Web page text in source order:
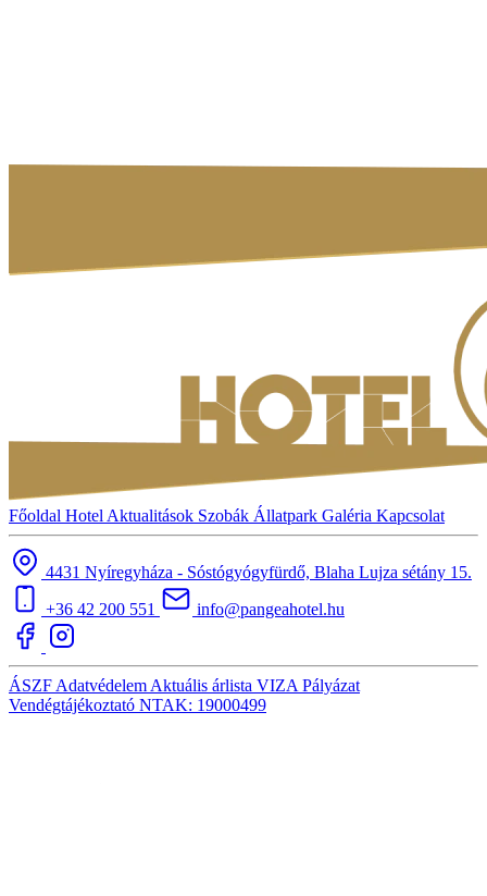
Főoldal Hotel Aktualitások Szobák Állatpark Galéria Kapcsolat
4431 Nyíregyháza - Sóstógyógyfürdő, Blaha Lujza sétány 15.
+36 42 200 551
info@pangeahotel.hu
ÁSZF Adatvédelem Aktuális árlista VIZA Pályázat
Vendégtájékoztató NTAK: 19000499